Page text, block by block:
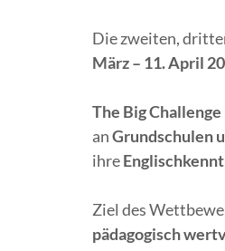
Die zweiten,
März – 11. April
The Big Challenge
anGrundschulen
ihre
Ziel des
pädagogisch